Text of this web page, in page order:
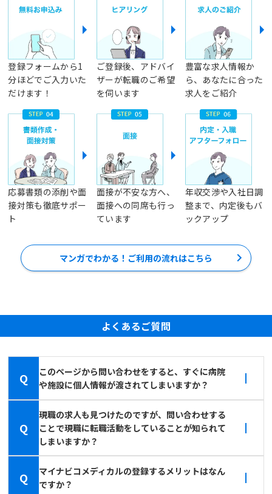
登録フォームから1
分ほどでご入力いた
だけます！
ご登録後、アドバイ
ザーが転職のご希望
を伺います
豊富な求人情報か
ら、あなたに合った
求人をご紹介
応募書類の添削や面
接対策も徹底サポー
ト
面接が不安な方へ、
面接への同席も行っ
ています
年収交渉や入社日調
整まで、内定後もバ
ックアップ
マンガでわかる！ご利用の流れはこちら
よくあるご質問
Q
このページから問い合わせをすると、すぐに病院
や施設に個人情報が渡されてしまいますか？
Q
現職の求人も見つけたのですが、問い合わせする
ことで現職に転職活動をしていることが知られて
しまいますか？
Q
マイナビコメディカルの登録するメリットはなん
ですか？